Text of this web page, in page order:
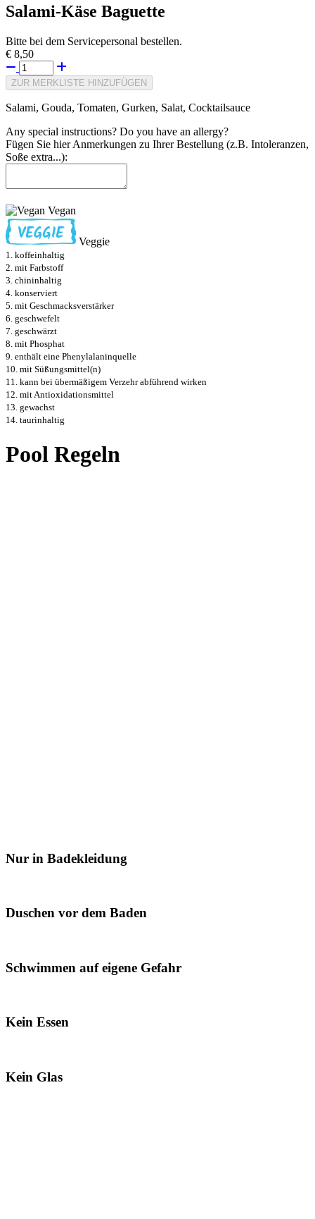
Salami-Käse Baguette
Bitte bei dem Servicepersonal bestellen.
€ 8,50
ZUR MERKLISTE HINZUFÜGEN
Salami, Gouda, Tomaten, Gurken, Salat, Cocktailsauce
Any special instructions? Do you have an allergy?
Fügen Sie hier Anmerkungen zu Ihrer Bestellung (z.B. Intoleranzen,
Soße extra...):
Vegan
Veggie
1. koffeinhaltig
2. mit Farbstoff
3. chininhaltig
4. konserviert
5. mit Geschmacksverstärker
6. geschwefelt
7. geschwärzt
8. mit Phosphat
9. enthält eine Phenylalaninquelle
10. mit Süßungsmittel(n)
11. kann bei übermäßigem Verzehr abführend wirken
12. mit Antioxidationsmittel
13. gewachst
14. taurinhaltig
Pool Regeln
Nur in Badekleidung
Duschen vor dem Baden
Schwimmen auf eigene Gefahr
Kein Essen
Kein Glas